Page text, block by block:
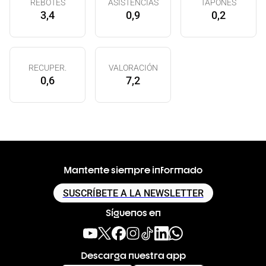
REBOTES
3,4
ASISTENCIAS
0,9
TAPONES
0,2
RECUPER.
0,6
VALORACIÓN
7,2
Mantente siempre informado
SUSCRÍBETE A LA NEWSLETTER
Síguenos en
Descarga nuestra app